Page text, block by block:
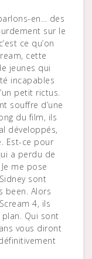
en… des
sur le
ce qu’on
cette
jeunes qui
incapables
petit rictus.
souffre d’une
du film, ils
développés,
Est-ce pour
a perdu de
me pose
sont
been. Alors
4, ils
Qui sont
vous diront